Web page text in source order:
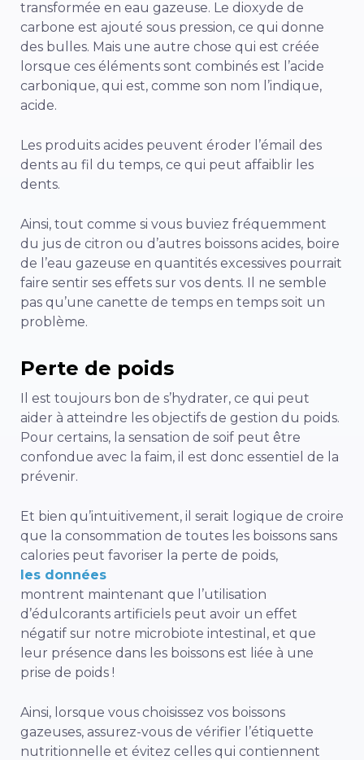
transformée en eau gazeuse. Le dioxyde de
carbone est ajouté sous pression, ce qui donne
des bulles. Mais une autre chose qui est créée
lorsque ces éléments sont combinés est l’acide
carbonique, qui est, comme son nom l’indique,
acide.
Les produits acides peuvent éroder l’émail des
dents au fil du temps, ce qui peut affaiblir les
dents.
Ainsi, tout comme si vous buviez fréquemment
du jus de citron ou d’autres boissons acides, boire
de l’eau gazeuse en quantités excessives pourrait
faire sentir ses effets sur vos dents. Il ne semble
pas qu’une canette de temps en temps soit un
problème.
Perte de poids
Il est toujours bon de s’hydrater, ce qui peut
aider à atteindre les objectifs de gestion du poids.
Pour certains, la sensation de soif peut être
confondue avec la faim, il est donc essentiel de la
prévenir.
Et bien qu’intuitivement, il serait logique de croire
que la consommation de toutes les boissons sans
calories peut favoriser la perte de poids,
les données
montrent maintenant que l’utilisation
d’édulcorants artificiels peut avoir un effet
négatif sur notre microbiote intestinal, et que
leur présence dans les boissons est liée à une
prise de poids !
Ainsi, lorsque vous choisissez vos boissons
gazeuses, assurez-vous de vérifier l’étiquette
nutritionnelle et évitez celles qui contiennent